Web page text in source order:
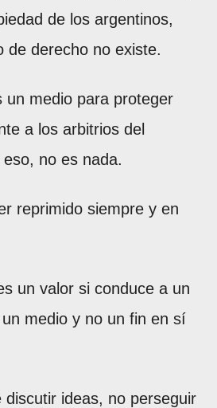
de los argentinos,
de derecho no existe.
un medio para proteger
a los arbitrios del
no es nada.
reprimido siempre y en
un valor si conduce a un
medio y no un fin en sí
ideas, no perseguir